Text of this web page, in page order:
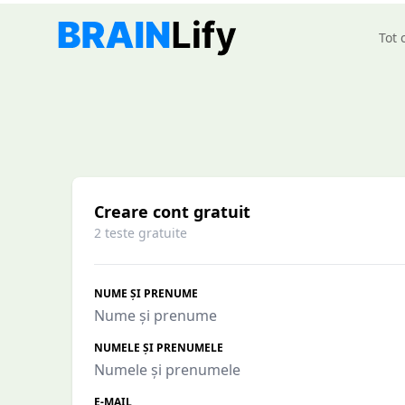
Tot
Creare cont gratuit
2 teste gratuite
NUME ȘI PRENUME
NUMELE ȘI PRENUMELE
E-MAIL